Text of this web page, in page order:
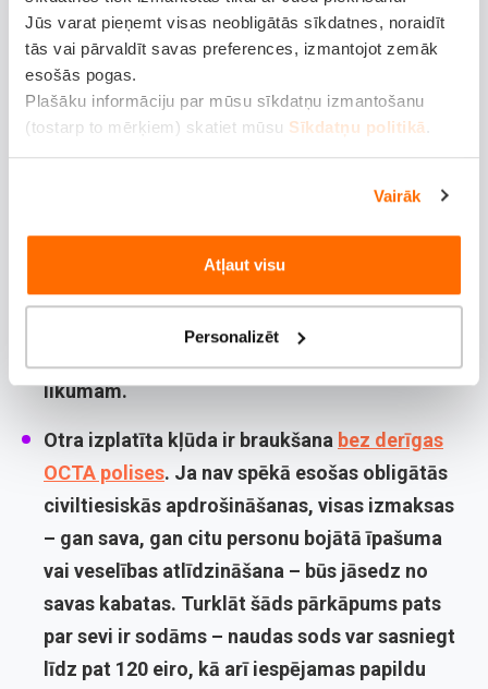
Jūs varat pieņemt visas neobligātās sīkdatnes, noraidīt
tās vai pārvaldīt savas preferences, izmantojot zemāk
esošās pogas.
Plašāku informāciju par mūsu sīkdatņu izmantošanu
(tostarp to mērķiem) skatiet mūsu Sīkdatņu politikā
Vairāk
Atļaut visu
Personalizēt
apjukums var novest pie rīcības, kas tikai pasliktina
situāciju.
Viena no būtiskākajām kļūdām ir aizbraukšana
no notikuma vietas. Pat, ja bojājumi šķiet
nenozīmīgi, tas vienmēr tiek traktēts kā
pārkāpums. Aizbraukšana var tikt uzskatīta
bieži noved pie tiesību atņemšanas vai
kriminālatbildības. Tāpēc, vienmēr labāk ir
palikt notikuma vietā, vienoties ar otru pusi vai
likumam.
Otra izplatīta kļūda ir braukšana bez derīgas
OCTA polises. Ja nav spēkā esošas obligātās
civiltiesiskās apdrošināšanas, visas izmaksas
– gan sava, gan citu personu bojātā īpašuma
vai veselības atlīdzināšana – būs jāsedz no
savas kabatas. Turklāt šāds pārkāpums pats
par sevi ir sodāms – naudas sods var sasniegt
līdz pat 120 eiro, kā arī iespējamas papildu